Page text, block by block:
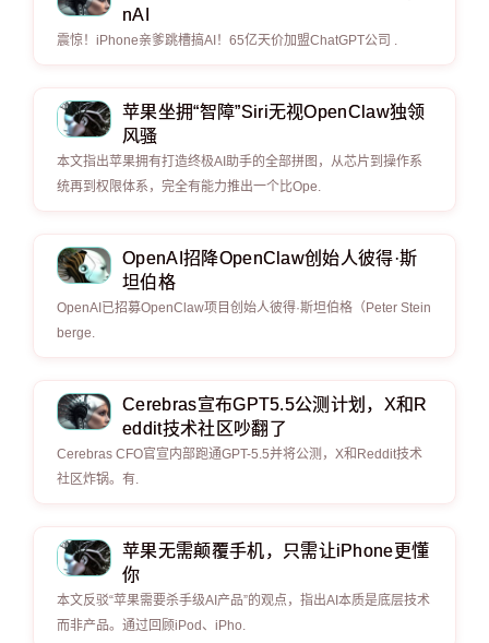
nAI
震惊！iPhone亲爹跳槽搞AI！65亿天价加盟ChatGPT公司 .
苹果坐拥“智障”Siri无视OpenClaw独领
风骚
本文指出苹果拥有打造终极AI助手的全部拼图，从芯片到操作系
统再到权限体系，完全有能力推出一个比Ope.
OpenAI招降OpenClaw创始人彼得·斯
坦伯格
OpenAI已招募OpenClaw项目创始人彼得·斯坦伯格（Peter Stein
berge.
Cerebras宣布GPT5.5公测计划，X和R
eddit技术社区吵翻了
Cerebras CFO官宣内部跑通GPT-5.5并将公测，X和Reddit技术
社区炸锅。有.
苹果无需颠覆手机，只需让iPhone更懂
你
本文反驳“苹果需要杀手级AI产品”的观点，指出AI本质是底层技术
而非产品。通过回顾iPod、iPho.